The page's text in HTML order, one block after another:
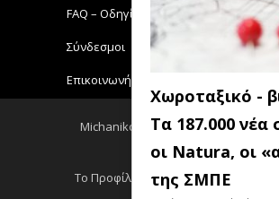
Χωροταξικό -
Τα 187.000 νέα
οι Natura, οι
της ΣΜΠΕ
FAQ – Οδηγίες Χρήσης
Σύνδεσμοι
Επικοινωνήστε με το Michanikos-Online
Michanikos-Online 2018 - All Rights
Back to top
Το Προφίλ μου
Log out